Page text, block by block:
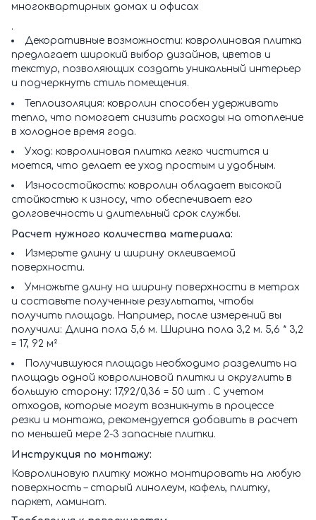
многоквартирных домах и офисах
.
Декоративные возможности: ковролиновая плитка
предлагает широкий выбор дизайнов, цветов и
текстур, позволяющих создать уникальный интерьер
и подчеркнуть стиль помещения.
Теплоизоляция: ковролин способен удерживать
тепло, что помогает снизить расходы на отопление
в холодное время года.
Уход: ковролиновая плитка легко чистится и
моется, что делает ее уход простым и удобным.
Износостойкость: ковролин обладает высокой
стойкостью к износу, что обеспечивает его
долговечность и длительный срок службы.
Расчет нужного количества материала:
Измерьте длину и ширину оклеиваемой
поверхности.
Умножьте длину на ширину поверхности в метрах
и составьте полученные результаты, чтобы
получить площадь. Например, после измерений вы
получили: Длина пола 5,6 м. Ширина пола 3,2 м. 5,6 * 3,2
= 17, 92 м²
Получившуюся площадь необходимо разделить на
площадь одной ковролиновой плитки и округлить в
большую сторону: 17,92/0,36 = 50 шт . С учетом
отходов, которые могут возникнуть в процессе
резки и монтажа, рекомендуется добавить в расчет
по меньшей мере 2-3 запасные плитки.
Инструкция по монтажу:
Ковролиновую плитку можно монтировать на любую
поверхность – старый линолеум, кафель, плитку,
паркет, ламинат.